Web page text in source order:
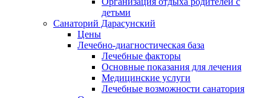
детьми
Санаторий Дарасунский
Цены
Лечебно-диагностическая база
Лечебные факторы
Основные показания для лечения
Медицинские услуги
Лечебные возможности санатория